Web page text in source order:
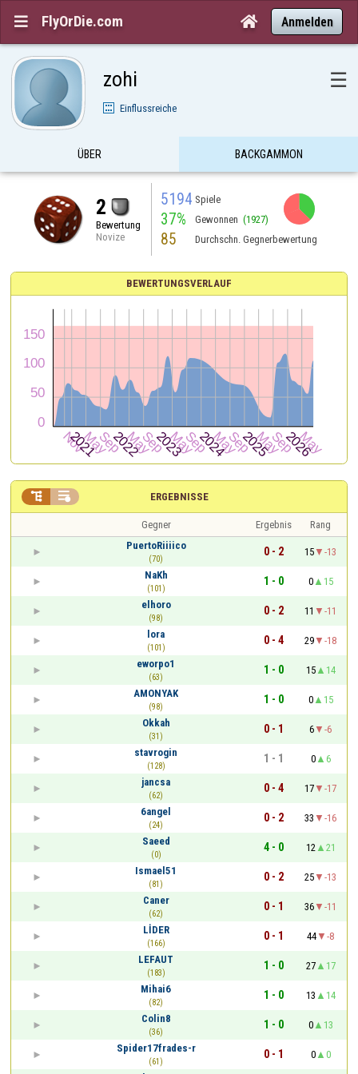
 FlyOrDie.com  Anmelden
zohi ☰
Einflussreiche
ÜBER BACKGAMMON
2
Bewertung
Novize
5194 Spiele
37% Gewonnen (1927)
85 Durchschn. Gegnerbewertung
BEWERTUNGSVERLAUF
ERGEBNISSE
 
Gegner Ergebnis
Rang
PuertoRiiiico
(70)
0 - 2 15
-13
NaKh
(101)
1 - 0 0
15
elhoro
(98)
0 - 2 11
-11
lora
(101)
0 - 4 29
-18
eworpo1
(63)
1 - 0 15
14
AMONYAK
(98)
1 - 0 0
15
Okkah
(31)
0 - 1 6
-6
stavrogin
(128)
1 - 1 0
6
jancsa
(62)
0 - 4 17
-17
6angel
(24)
0 - 2 33
-16
Saeed
(0)
4 - 0 12
21
Ismael51
(81)
0 - 2 25
-13
Caner
(62)
0 - 1 36
-11
LİDER
(166)
0 - 1 44
-8
LEFAUT
(183)
1 - 0 27
17
Mihai6
(82)
1 - 0 13
14
Colin8
(36)
1 - 0 0
13
Spider17frades-r
(61)
0 - 1 0
0